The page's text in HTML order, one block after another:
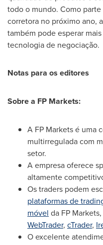
todo o mundo. Como
corretora no próximo ano,
também pode esperar
tecnologia de negociação.
Notas para os editores
Sobre a FP Markets:
A FP Markets é uma
multirregulada com
setor.
A empresa oferece
altamente
Os traders podem
plataformas de
móvel da FP Markets,
WebTrader, cTrader,
O excelente